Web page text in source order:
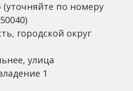
(уточняйте по номеру
городской округ
улица
1